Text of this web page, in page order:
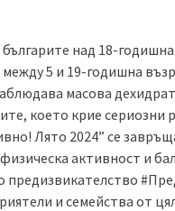
над 18-
5 и 19-годишна
масова
което крие сериозни
Лято 2024” се
активност и
предизвикателство
и семейства от